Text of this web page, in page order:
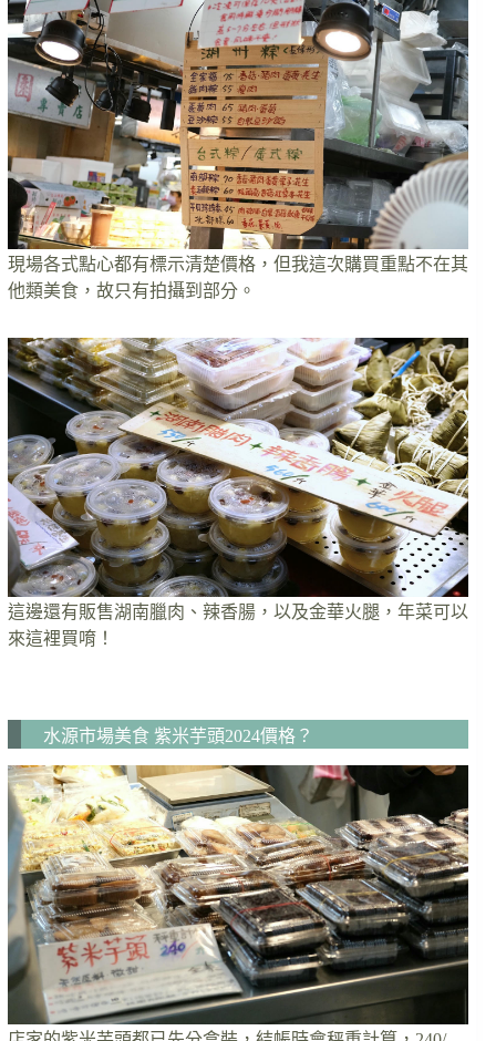
現場各式點心都有標示清楚價格，但我這次購買重點不在其
他類美食，故只有拍攝到部分。
這邊還有販售湖南臘肉、辣香腸，以及金華火腿，年菜可以
來這裡買唷！
水源市場美食 紫米芋頭2024價格？